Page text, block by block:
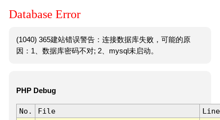
Database Error
(1040) 365建站错误警告：连接数据库失败，可能的原
因：1、数据库密码不对; 2、mysql未启动。
PHP Debug
No. File
Line